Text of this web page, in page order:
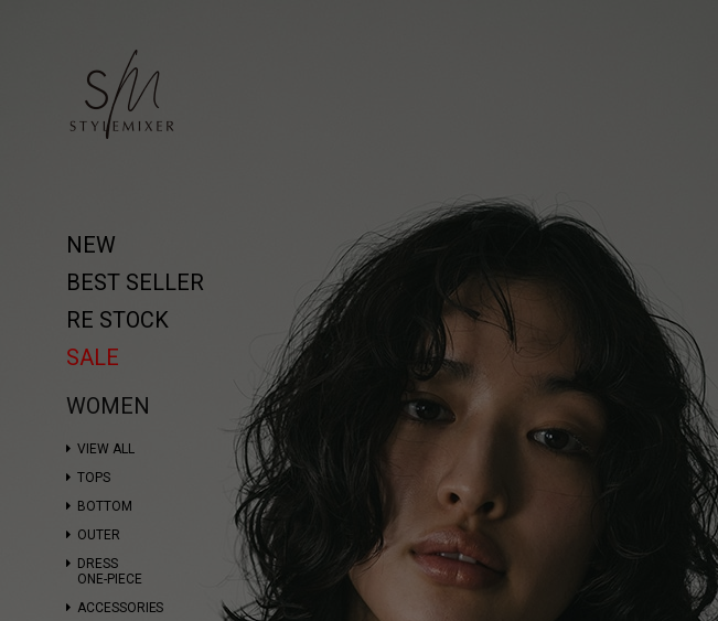
NEW
BEST SELLER
RE STOCK
SALE
WOMEN
VIEW ALL
TOPS
BOTTOM
OUTER
DRESS
ONE-PIECE
ACCESSORIES